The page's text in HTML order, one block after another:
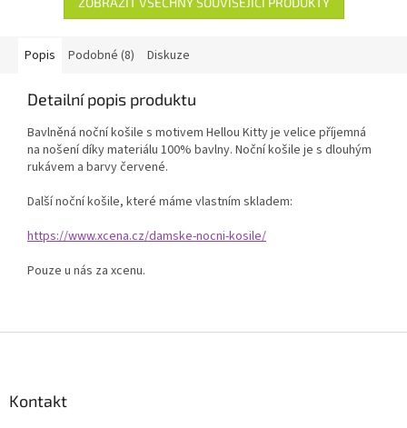
Popis Podobné (8) Diskuze
Detailní popis produktu
Bavlněná noční košile s motivem Hellou Kitty je velice příjemná
na nošení díky materiálu 100% bavlny. Noční košile je s dlouhým
rukávem a barvy červené.
Další noční košile, které máme vlastním skladem:
https://www.xcena.cz/damske-nocni-kosile/
Pouze u nás za xcenu.
Kontakt